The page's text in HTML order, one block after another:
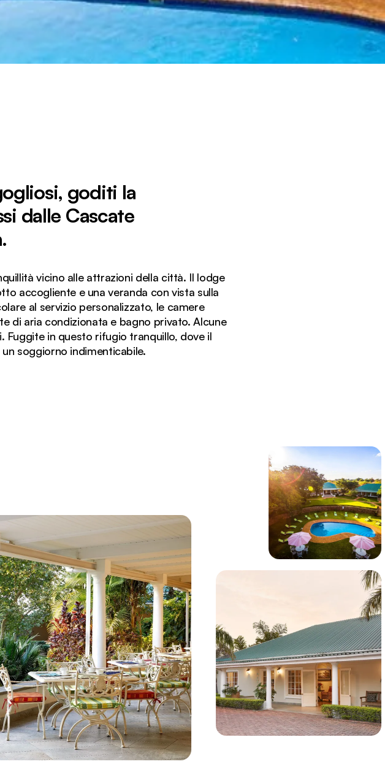
goditi la
dalle Cascate
vicino alle attrazioni della città. Il lodge
accogliente e una veranda con vista sulla
al servizio personalizzato, le camere
di aria condizionata e bagno privato. Alcune
Fuggite in questo rifugio tranquillo, dove il
soggiorno indimenticabile.